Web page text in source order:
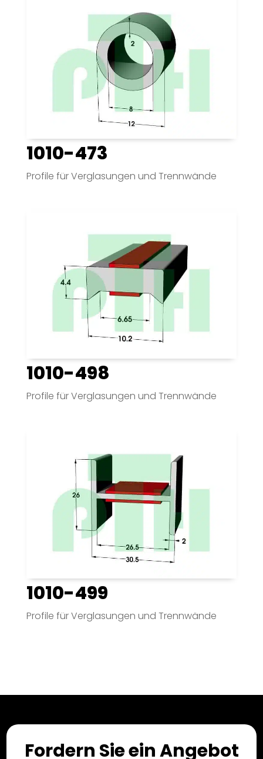
1010-473
Profile für Verglasungen und Trennwände
1010-498
Profile für Verglasungen und Trennwände
1010-499
Profile für Verglasungen und Trennwände
Fordern Sie ein Angebot